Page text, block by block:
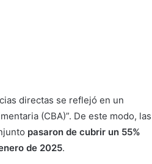
directas se reflejó en un
(CBA)”. De este modo, las
pasaron de cubrir un 55%
de 2025.